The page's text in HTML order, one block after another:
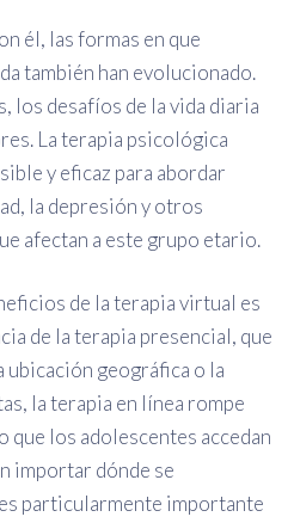
él, las formas en que
también han evolucionado.
los desafíos de la vida diaria
La terapia psicológica
y eficaz para abordar
la depresión y otros
afectan a este grupo etario.
de la terapia virtual es
de la terapia presencial, que
geográfica o la
la terapia en línea rompe
que los adolescentes accedan
importar dónde se
particularmente importante